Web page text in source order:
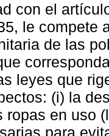
con el
le compete
de las
leyes que
(i) la
ropas en uso
para